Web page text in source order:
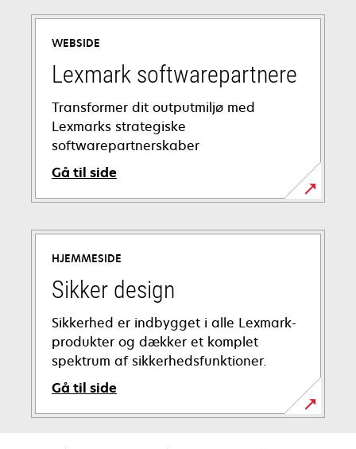
WEBSIDE
Lexmark softwarepartnere
Transformer dit outputmiljø med
Lexmarks strategiske
softwarepartnerskaber
Gå til side
HJEMMESIDE
Sikker design
Sikkerhed er indbygget i alle Lexmark-
produkter og dækker et komplet
spektrum af sikkerhedsfunktioner.
Gå til side